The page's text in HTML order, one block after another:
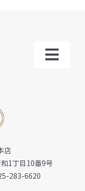
店
1丁目10番9号
283-6620